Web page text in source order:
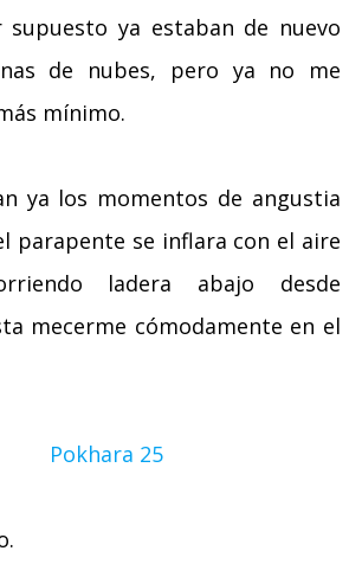
supuesto ya estaban de nuevo
de nubes, pero ya no me
mínimo.
ya los momentos de angustia
parapente se inflara con el aire
ladera abajo desde
mecerme cómodamente en el